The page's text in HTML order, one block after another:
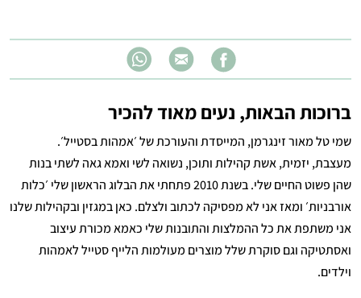
ברוכות הבאות, נעים מאוד להכיר
שמי טל מאור זינגרמן, המייסדת והעורכת של ׳אמהות בסטייל׳.
מעצבת, יזמית, אשת קהילות ותוכן, נשואה לשי ואמא גאה לשתי בנות
שהן פשוט החיים שלי. בשנת 2010 פתחתי את הבלוג הראשון שלי ׳כלות
אורבניות׳ ומאז אני לא מפסיקה לכתוב ולצלם. כאן במגזין ובקהילות שלנו
אני משתפת את כל ההמלצות והתובנות שלי כאמא מכורת עיצוב
ואסתטיקה וגם סוקרת שלל מוצרים מעולמות הלייף סטייל לאמהות
וילדים.